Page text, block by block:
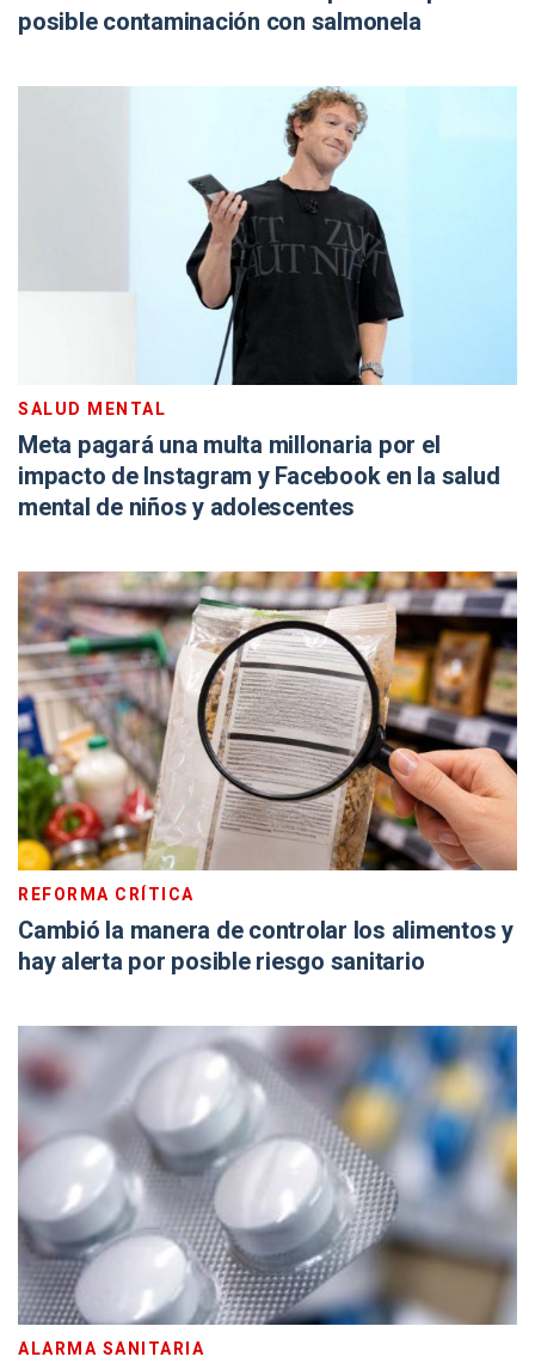
posible contaminación con salmonela
SALUD MENTAL
Meta pagará una multa millonaria por el
impacto de Instagram y Facebook en la salud
mental de niños y adolescentes
REFORMA CRÍTICA
Cambió la manera de controlar los alimentos y
hay alerta por posible riesgo sanitario
ALARMA SANITARIA